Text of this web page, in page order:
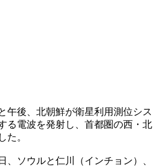
午後、北朝鮮が衛星利用測位シス
る電波を発射し、首都圏の西・北
た。
、ソウルと仁川（インチョン）、